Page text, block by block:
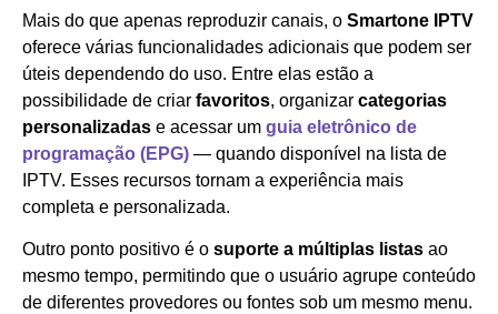
Mais do que apenas reproduzir canais, o Smartone IPTV
oferece várias funcionalidades adicionais que podem ser
úteis dependendo do uso. Entre elas estão a
possibilidade de criar favoritos, organizar categorias
personalizadas e acessar um guia eletrônico de
programação (EPG) — quando disponível na lista de
IPTV. Esses recursos tornam a experiência mais
completa e personalizada.
Outro ponto positivo é o suporte a múltiplas listas ao
mesmo tempo, permitindo que o usuário agrupe conteúdo
de diferentes provedores ou fontes sob um mesmo menu.